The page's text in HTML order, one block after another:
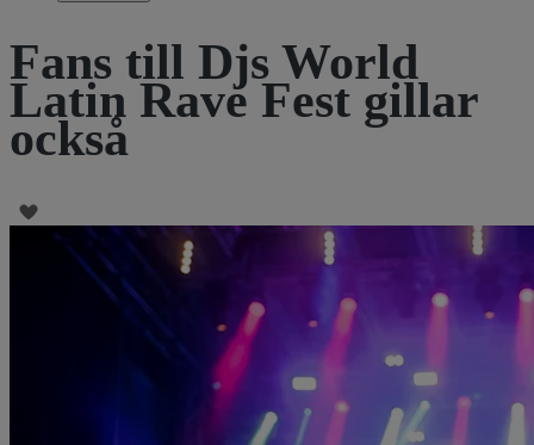
Fans till Djs World
Latin Rave Fest gillar
också